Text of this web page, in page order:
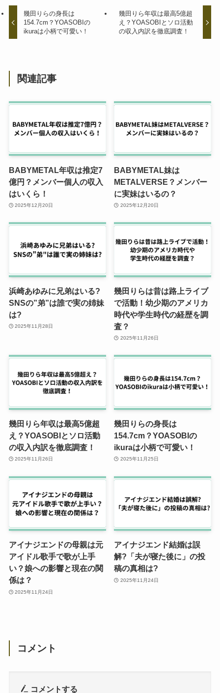
幾田りらの身長は
154.7cm？YOASOBIの
ikuraは小柄で可愛い！
幾田りら年収は最高5億超
え？YOASOBIとソロ活動
の収入内訳を徹底調査！
関連記事
BABYMETAL年収は推定7
億円？メンバー個人の収入
はいくら！
2025年12月20日
BABYMETAL妹は
METALVERSE？メンバー
に実妹はいるの？
2025年12月20日
浜崎あゆみに兄弟はいる?
SNSの”弟”は誰で実の姉妹
は?
2025年11月28日
幾田りらは昔は路上ライブ
で活動！幼少期のアメリカ
時代や学生時代の経歴を調
査？
2025年11月26日
幾田りら年収は最高5億超
え？YOASOBIとソロ活動
の収入内訳を徹底調査！
2025年11月26日
幾田りらの身長は
154.7cm？YOASOBIの
ikuraは小柄で可愛い！
2025年11月25日
アイナジエンドの母親は元
アイドル歌手で歌が上手
い？娘への影響と現在の関
係は？
2025年11月24日
アイナジエンド結婚は誤
解?「夫が寝た後に」の投
稿の真相は?
2025年11月24日
コメント
コメントする